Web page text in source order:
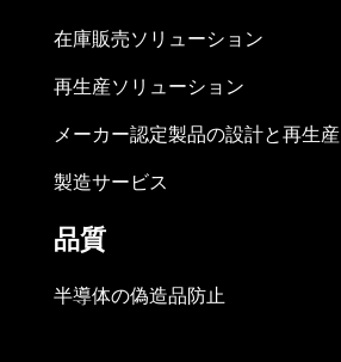
在庫販売ソリューション
再生産ソリューション
メーカー認定製品の設計と再生産
製造サービス
品質
半導体の偽造品防止